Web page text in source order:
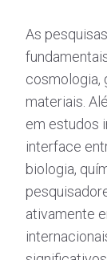
As
cosmologia,
materiais.
em estudos
interface
biologia,
ativamente